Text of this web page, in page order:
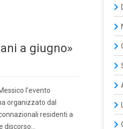
a giugno»
l’evento
organizzato dal
residenti a
discorso…